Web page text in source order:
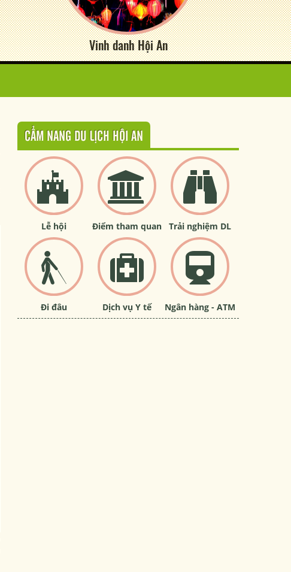
Vinh danh Hội An
CẨM NANG DU LỊCH HỘI AN
Lễ hội Điểm tham quan Trải nghiệm DL
Đi đâu Dịch vụ Y tế Ngân hàng - ATM